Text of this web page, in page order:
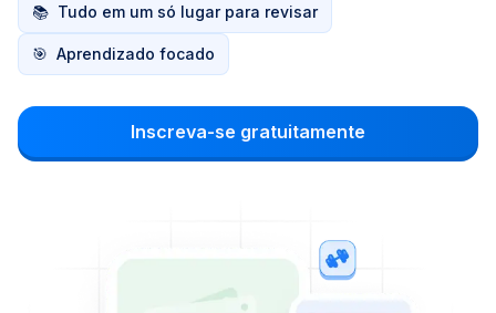
📚 Tudo em um só lugar para revisar
🎯 Aprendizado focado
Inscreva-se gratuitamente